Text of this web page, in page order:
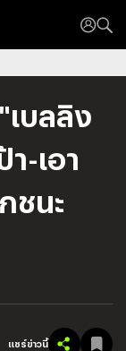
เบลลิง
-เอา
ชนะ
แชร์ข่าวนี้